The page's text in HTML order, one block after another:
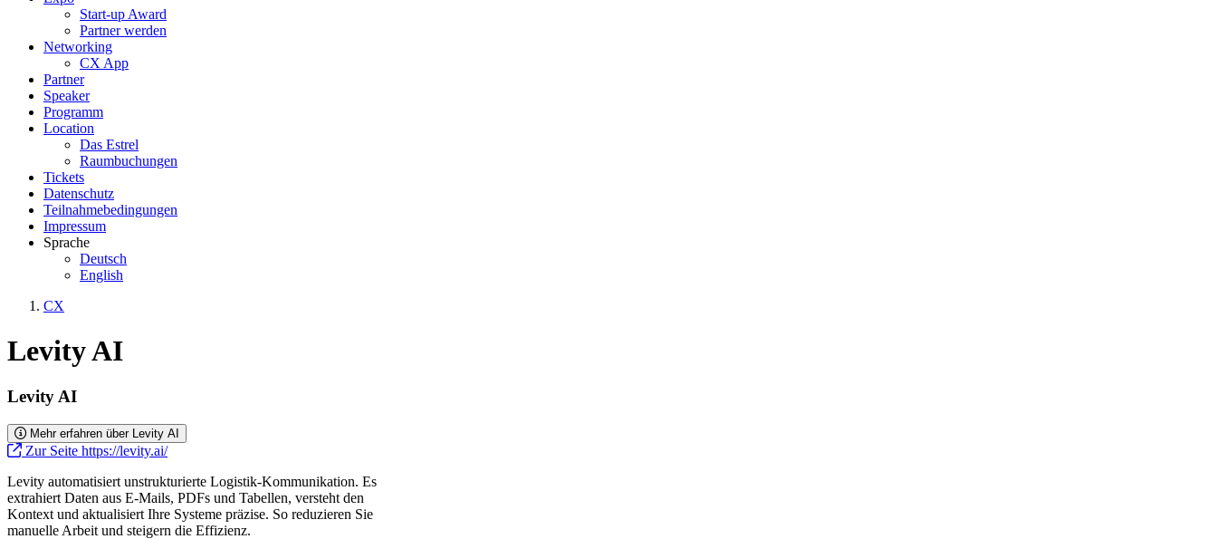
Start-up Award
Partner werden
Networking
CX App
Partner
Speaker
Programm
Location
Das Estrel
Raumbuchungen
Tickets
Datenschutz
Teilnahmebedingungen
Impressum
Sprache
Deutsch
English
CX
Levity AI
Levity AI
Mehr erfahren über Levity AI
Zur Seite https://levity.ai/
Levity automatisiert unstrukturierte Logistik-Kommunikation. Es
extrahiert Daten aus E-Mails, PDFs und Tabellen, versteht den
Kontext und aktualisiert Ihre Systeme präzise. So reduzieren Sie
manuelle Arbeit und steigern die Effizienz.